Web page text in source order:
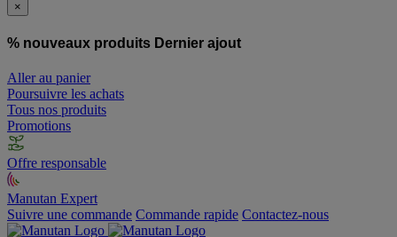
×
% nouveaux produits Dernier ajout
Aller au panier
Poursuivre les achats
Tous nos produits
Promotions
Offre responsable
Manutan Expert
Suivre une commande Commande rapide Contactez-nous